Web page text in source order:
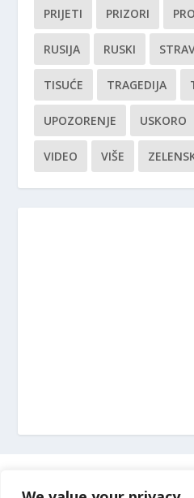
PRIJETI PRIZORI
RUSIJA RUSKI
TISUĆE TRAGEDIJA
UPOZORENJE USKORO
VIDEO VIŠE